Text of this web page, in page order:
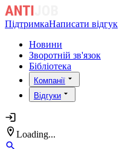
ПідтримкаНаписати відгук
Новини
Зворотній зв'язок
Бібліотека
Компанії
Відгуки
Loading...